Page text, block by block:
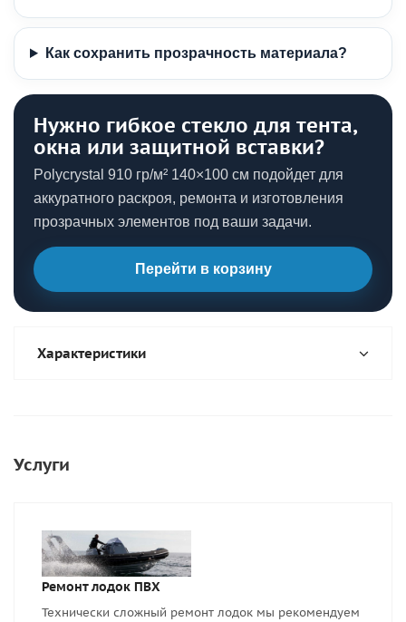
Как сохранить прозрачность материала?
Нужно гибкое стекло для тента,
окна или защитной вставки?
Polycrystal 910 гр/м² 140×100 см подойдет для
аккуратного раскроя, ремонта и изготовления
прозрачных элементов под ваши задачи.
Перейти в корзину
Характеристики
Услуги
Ремонт лодок ПВХ
Технически сложный ремонт лодок мы рекомендуем